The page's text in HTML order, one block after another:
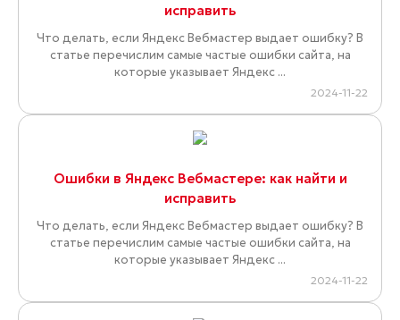
исправить
Что делать, если Яндекс Вебмастер выдает ошибку? В
статье перечислим самые частые ошибки сайта, на
которые указывает Яндекс ...
2024-11-22
Ошибки в Яндекс Вебмастере: как найти и
исправить
Что делать, если Яндекс Вебмастер выдает ошибку? В
статье перечислим самые частые ошибки сайта, на
которые указывает Яндекс ...
2024-11-22